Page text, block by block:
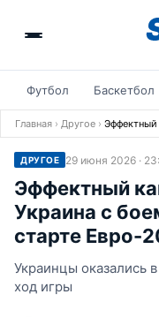
Футбол Баскетбол
Главная › Другое › Эффектный
ДРУГОЕ 29 июня 2026 ·
Эффектный
Украина с
старте Евро-
Украинцы оказались
ход игры